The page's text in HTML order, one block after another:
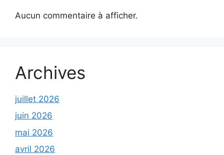
Aucun commentaire à afficher.
Archives
juillet 2026
juin 2026
mai 2026
avril 2026